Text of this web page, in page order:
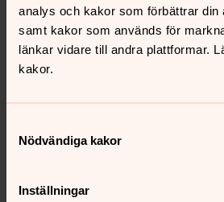
analys och kakor som förbättrar din
samt kakor som används för
länkar vidare till andra plattformar.
kakor.
Nödvändiga kakor
Inställningar
28-30 (då har vi istället fika och
14-16). Veckans öppettider kan
på Facebook.
Synpunkter eller frågor på
saro.pastorat@svenskakyrkan.se